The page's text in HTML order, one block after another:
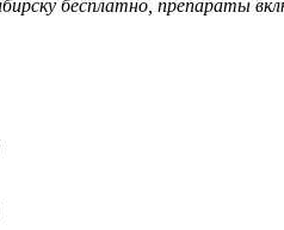
бесплатно, препараты